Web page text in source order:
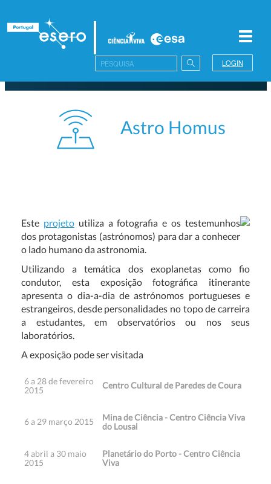
LOGIN
Astro Homus
Este projetoutiliza a fotografia e os testemunhos
dos protagonistas (astrónomos) para dar a conhecer
o lado humano da astronomia.
Utilizando a temática dos exoplanetas como fio
condutor, esta exposição fotográfica itinerante
apresenta o dia-a-dia de astrónomos portugueses e
estrangeiros, desde personalidades no topo de carreira
a estudantes, em observatórios ou nos seus
laboratórios.
A exposição pode ser visitada
6 a 28 de fevereiro
2015
Centro Cultural de Paredes de Coura
6 a 29 março 2015
Mina de Ciência - Centro Ciência Viva
do Lousal
4 abril a 30 maio
2015
Planetário do Porto - Centro Ciência
Viva